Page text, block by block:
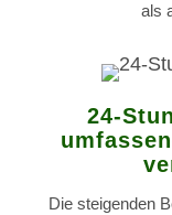
als
24-
Die steigenden